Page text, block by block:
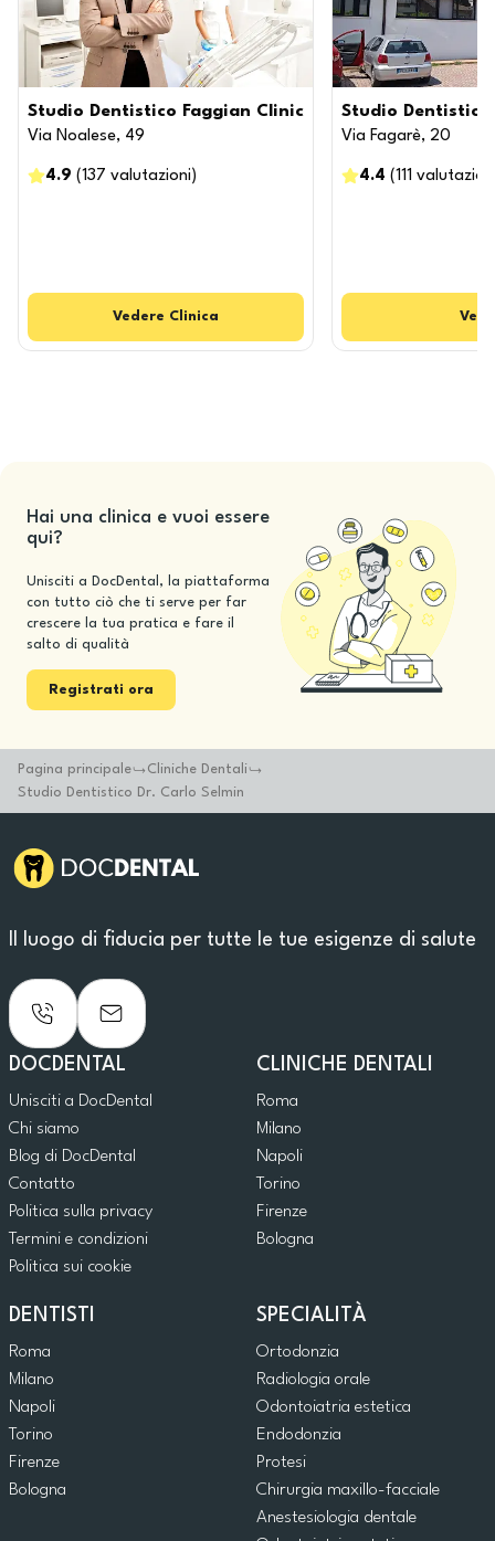
Studio Dentistico Faggian Clinic
Via Noalese, 49
4.9 (137 valutazioni )
Vedere Clinica
Studio
Via Fagarè, 20
4.4 (111
Hai una clinica e vuoi essere
qui?
Unisciti a DocDental, la piattaforma
con tutto ciò che ti serve per far
crescere la tua pratica e fare il
salto di qualità
Registrati ora
Pagina principale
Cliniche Dentali
Studio Dentistico Dr. Carlo Selmin
Il luogo di fiducia per tutte le tue esigenze di salute
DOCDENTAL
Unisciti a DocDental
Chi siamo
Blog di DocDental
Contatto
Politica sulla privacy
Termini e condizioni
Politica sui cookie
CLINICHE DENTALI
Roma
Milano
Napoli
Torino
Firenze
Bologna
DENTISTI
Roma
Milano
Napoli
Torino
Firenze
Bologna
SPECIALITÀ
Ortodonzia
Radiologia orale
Odontoiatria estetica
Endodonzia
Protesi
Chirurgia maxillo-facciale
Anestesiologia dentale